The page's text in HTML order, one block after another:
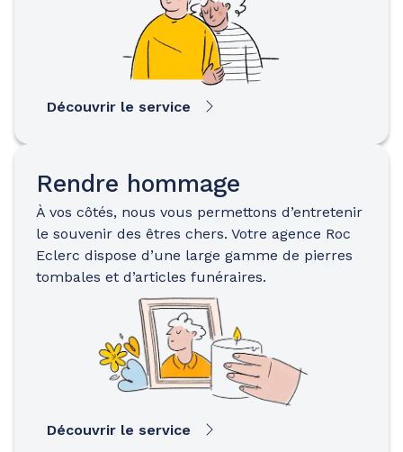
Découvrir le service
Rendre hommage
À vos côtés, nous vous permettons d’entretenir
le souvenir des êtres chers. Votre agence Roc
Eclerc dispose d’une large gamme de pierres
tombales et d’articles funéraires.
Découvrir le service